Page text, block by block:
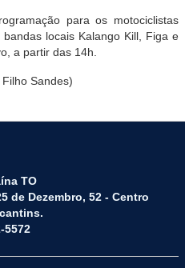
para os motociclistas
locais Kalango Kill, Figa e
a partir das 14h.
Sandes)
TO
de Dezembro, 52 - Centro
5572